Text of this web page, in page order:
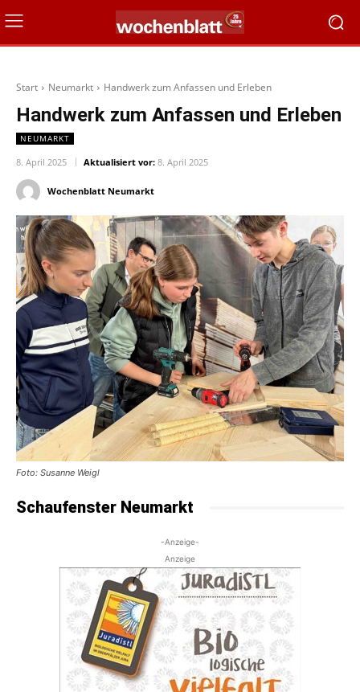
Start Neumarkt Handwerk zum Anfassen und Erleben
Handwerk zum Anfassen und Erleben
NEUMARKT
8. April 2025 Aktualisiert vor: 8. April 2025
Wochenblatt Neumarkt
Foto: Susanne Weigl
Schaufenster Neumarkt
-Anzeige-
Anzeige